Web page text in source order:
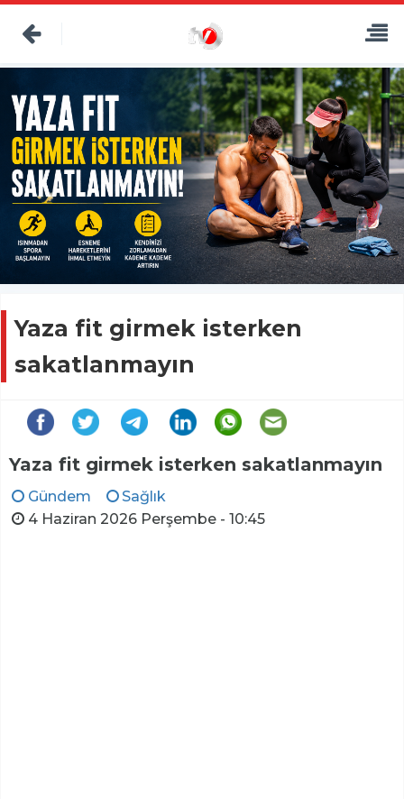
Yaza fit girmek isterken
sakatlanmayın
Yaza fit girmek isterken sakatlanmayın
Gündem
Sağlık
4 Haziran 2026 Perşembe - 10:45